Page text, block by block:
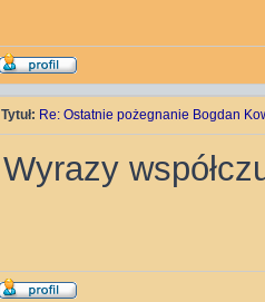
Tytuł: Re: Ostatnie pożegnanie Bogdan
Wyrazy